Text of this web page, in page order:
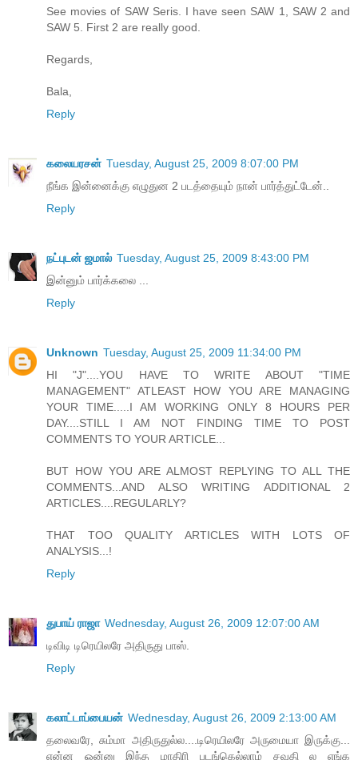
See movies of SAW Seris. I have seen SAW 1, SAW 2 and
SAW 5. First 2 are really good.
Regards,
Bala,
Reply
கலையரசன் Tuesday, August 25, 2009 8:07:00 PM
நீங்க இன்னைக்கு எழுதுன 2 படத்தையும் நான் பார்த்துட்டேன்..
Reply
நட்புடன் ஜமால் Tuesday, August 25, 2009 8:43:00 PM
இன்னும் பார்க்கலை ...
Reply
Unknown Tuesday, August 25, 2009 11:34:00 PM
HI "J"....YOU HAVE TO WRITE ABOUT "TIME
MANAGEMENT" ATLEAST HOW YOU ARE MANAGING
YOUR TIME.....I AM WORKING ONLY 8 HOURS PER
DAY....STILL I AM NOT FINDING TIME TO POST
COMMENTS TO YOUR ARTICLE...
BUT HOW YOU ARE ALMOST REPLYING TO ALL THE
COMMENTS...AND ALSO WRITING ADDITIONAL 2
ARTICLES....REGULARLY?
THAT TOO QUALITY ARTICLES WITH LOTS OF
ANALYSIS...!
Reply
துபாய் ராஜா Wednesday, August 26, 2009 12:07:00 AM
டிவிடி டிரெயிலரே அதிருது பாஸ்.
Reply
கலாட்டாப்பையன் Wednesday, August 26, 2009 2:13:00 AM
தலைவரே, சும்மா அதிருதுல்ல....டிரெயிலரே அருமையா இருக்கு...
என்ன ஒன்னு இந்த மாதிரி படங்கெல்லாம் சவுதி ல எங்க